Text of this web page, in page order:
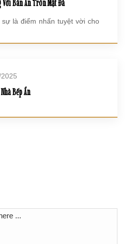
Bàn Ăn Tròn Mặt Đá
là điểm nhấn tuyệt vời cho
Bếp Ẩn